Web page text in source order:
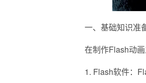
一、基础知识准
在制作Flash动
1. Flash软件：